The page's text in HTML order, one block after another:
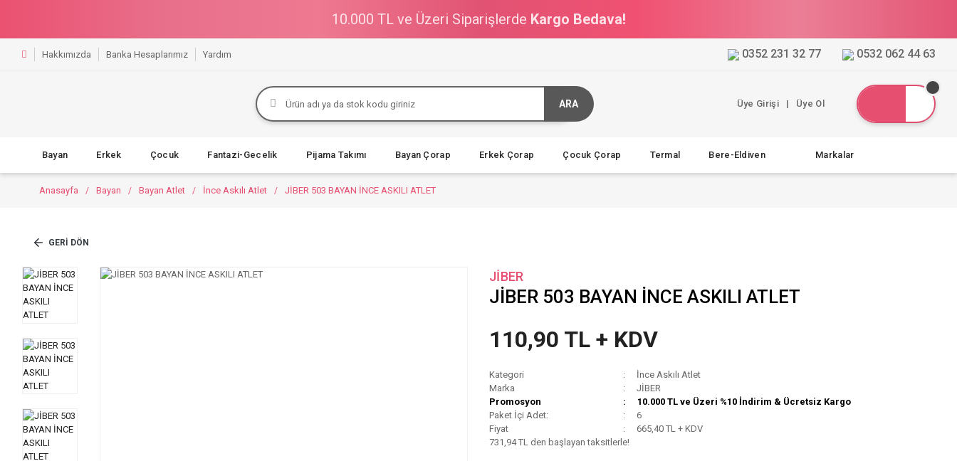
10.000 TL ve Üzeri Siparişlerde Kargo Bedava!
Hakkımızda Banka Hesaplarımız Yardım 0352 231 32 77 0532 062 44 63
ARA Üye Girişi | Üye Ol
Bayan Erkek Çocuk Fantazi-Gecelik Pijama Takımı Bayan Çorap Erkek Çorap Çocuk Çorap Termal Bere-Eldiven Markalar
Anasayfa Bayan Bayan Atlet İnce Askılı Atlet JİBER 503 BAYAN İNCE ASKILI ATLET
GERI DÖN
JİBER
JİBER 503 BAYAN İNCE ASKILI ATLET
110,90 TL + KDV
Kategori
İnce Askılı Atlet
Marka
JİBER
Promosyon
10.000 TL ve Üzeri %10 İndirim & Ücretsiz Kargo
Paket İçi Adet:
6
Fiyat
665,40 TL + KDV
731,94 TL den başlayan taksitlerle!